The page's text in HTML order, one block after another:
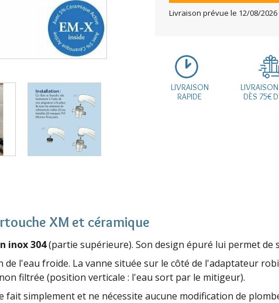
LIVRAISON
RAPIDE
DÈS 75€
Livraison prévue le 12/08/2026
XM et céramique
inox 304(partie supérieure). Son design épuré lui permet de
l'eau froide. La vanne située sur le côté de l'adaptateur
filtrée (position verticale : l'eau sort par le mitigeur).
simplement et ne nécessite aucune modification de